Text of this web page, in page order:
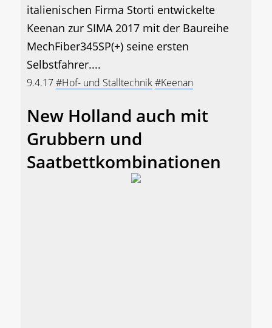
italienischen Firma Storti entwickelte
Keenan zur SIMA 2017 mit der Baureihe
MechFiber345SP(+) seine ersten
Selbstfahrer....
9.4.17#Hof- und Stalltechnik#Keenan
New Holland auch mit
Grubbern und
Saatbettkombinationen